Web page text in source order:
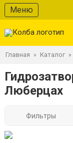
Меню
Главная » Каталог »
Люберцах
Фильтры